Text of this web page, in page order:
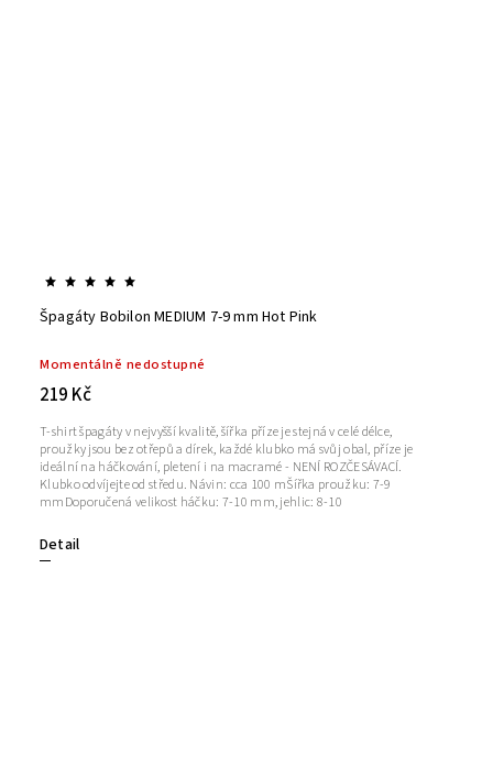
Špagáty Bobilon MEDIUM 7-9 mm Hot Pink
Momentálně nedostupné
219 Kč
Detail
T-shirt špagáty v nejvyšší kvalitě, šířka příze je stejná v celé délce,
proužky jsou bez otřepů a dírek, každé klubko má svůj obal, příze je
ideální na háčkování, pletení i na macramé - NENÍ ROZČESÁVACÍ.
Klubko odvíjejte od středu. Návin: cca 100 mŠířka proužku: 7-9
mmDoporučená velikost háčku: 7-10 mm, jehlic: 8-10